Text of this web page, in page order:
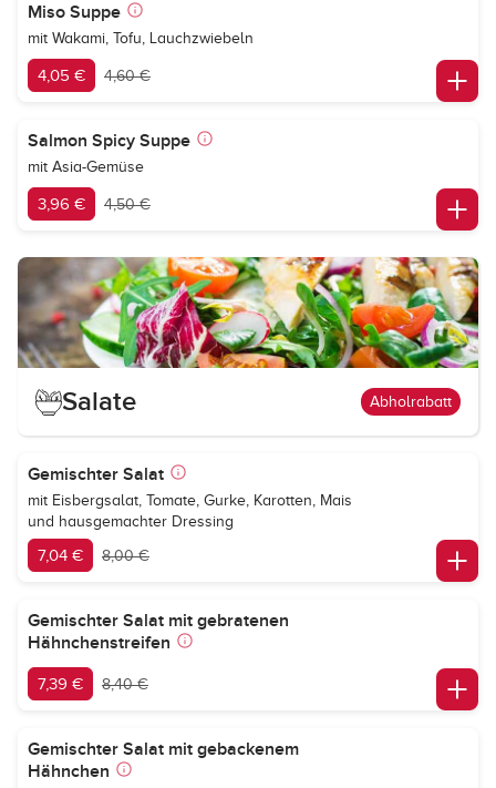
Miso Suppe
mit Wakami, Tofu, Lauchzwiebeln
4,05 € 4,60 €
Salmon Spicy Suppe
mit Asia-Gemüse
3,96 € 4,50 €
Salate Abholrabatt
Gemischter Salat
mit Eisbergsalat, Tomate, Gurke, Karotten, Mais
und hausgemachter Dressing
7,04 € 8,00 €
Gemischter Salat mit gebratenen
Hähnchenstreifen
7,39 € 8,40 €
Gemischter Salat mit gebackenem
Hähnchen